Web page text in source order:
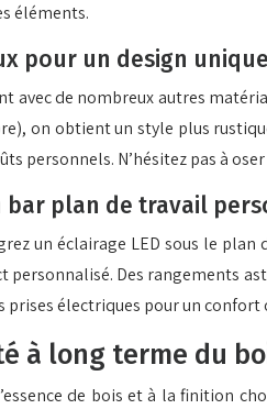
éléments.
pour un design unique
avec de nombreux autres
on obtient un style plus
personnels. N’hésitez pas à
plan de travail
un éclairage LED sous le
personnalisé. Des rangements
prises électriques pour un
à long terme du
de bois et à la finition